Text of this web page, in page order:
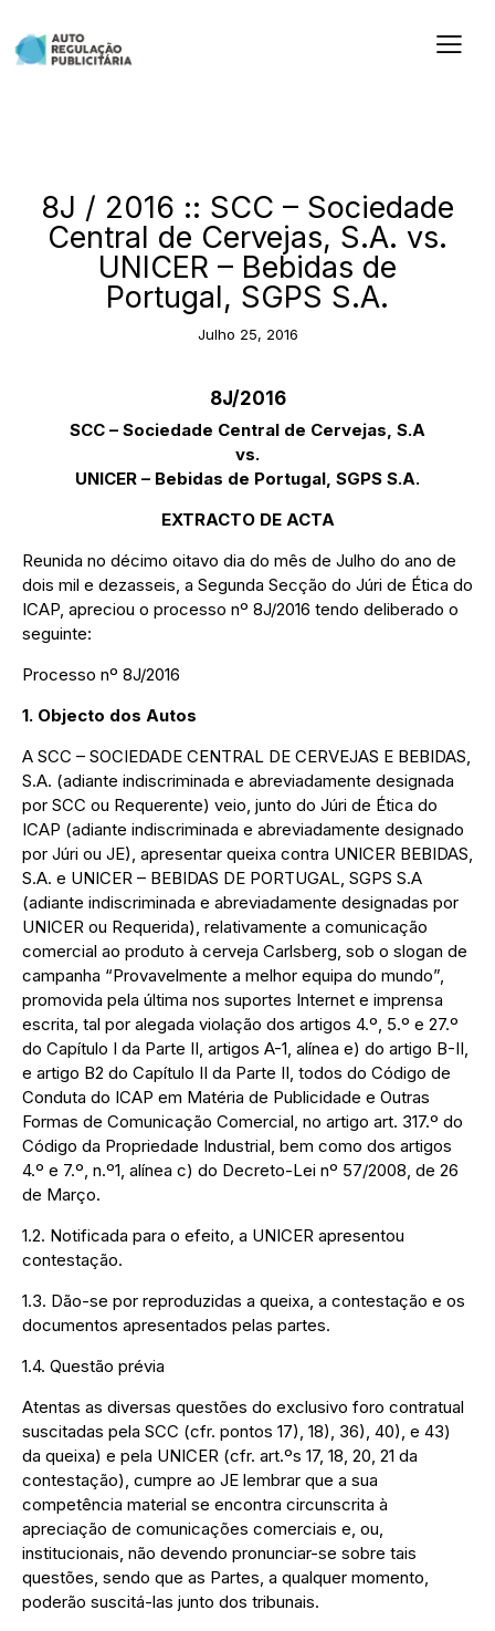
8J / 2016 :: SCC – Sociedade
Central de Cervejas, S.A. vs.
UNICER – Bebidas de
Portugal, SGPS S.A.
Julho 25, 2016
8J/2016
SCC – Sociedade Central de Cervejas, S.A
vs.
UNICER – Bebidas de Portugal, SGPS S.A.
EXTRACTO DE ACTA
Reunida no décimo oitavo dia do mês de Julho do ano de
dois mil e dezasseis, a Segunda Secção do Júri de Ética do
ICAP, apreciou o processo nº 8J/2016 tendo deliberado o
seguinte:
Processo nº 8J/2016
1. Objecto dos Autos
A SCC – SOCIEDADE CENTRAL DE CERVEJAS E BEBIDAS,
S.A. (adiante indiscriminada e abreviadamente designada
por SCC ou Requerente) veio, junto do Júri de Ética do
ICAP (adiante indiscriminada e abreviadamente designado
por Júri ou JE), apresentar queixa contra UNICER BEBIDAS,
S.A. e UNICER – BEBIDAS DE PORTUGAL, SGPS S.A
(adiante indiscriminada e abreviadamente designadas por
UNICER ou Requerida), relativamente a comunicação
comercial ao produto à cerveja Carlsberg, sob o slogan de
campanha “Provavelmente a melhor equipa do mundo”,
promovida pela última nos suportes Internet e imprensa
escrita, tal por alegada violação dos artigos 4.º, 5.º e 27.º
do Capítulo I da Parte II, artigos A-1, alínea e) do artigo B-II,
e artigo B2 do Capítulo II da Parte II, todos do Código de
Conduta do ICAP em Matéria de Publicidade e Outras
Formas de Comunicação Comercial, no artigo art. 317.º do
Código da Propriedade Industrial, bem como dos artigos
4.º e 7.º, n.º1, alínea c) do Decreto-Lei nº 57/2008, de 26
de Março.
1.2. Notificada para o efeito, a UNICER apresentou
contestação.
1.3. Dão-se por reproduzidas a queixa, a contestação e os
documentos apresentados pelas partes.
1.4. Questão prévia
Atentas as diversas questões do exclusivo foro contratual
suscitadas pela SCC (cfr. pontos 17), 18), 36), 40), e 43)
da queixa) e pela UNICER (cfr. art.ºs 17, 18, 20, 21 da
contestação), cumpre ao JE lembrar que a sua
competência material se encontra circunscrita à
apreciação de comunicações comerciais e, ou,
institucionais, não devendo pronunciar-se sobre tais
questões, sendo que as Partes, a qualquer momento,
poderão suscitá-las junto dos tribunais.